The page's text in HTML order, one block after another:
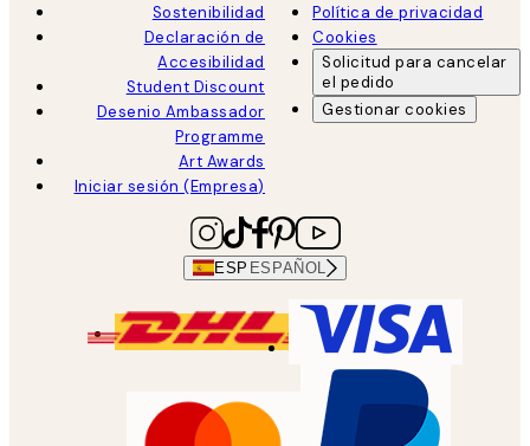
Sostenibilidad
Declaración de
Accesibilidad
Student Discount
Desenio Ambassador
Programme
Art Awards
Iniciar sesión (Empresa)
Política de privacidad
Cookies
Solicitud para cancelar
el pedido
Gestionar cookies
ESP ESPAÑOL